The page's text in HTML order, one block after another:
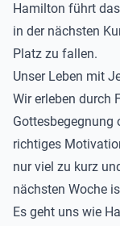
Hamilton führt
in der nächsten
Platz zu fallen.
Unser Leben mit
Wir erleben durch
Gottesbegegnung
richtiges
nur viel zu kurz
nächsten Woche
Es geht uns wie